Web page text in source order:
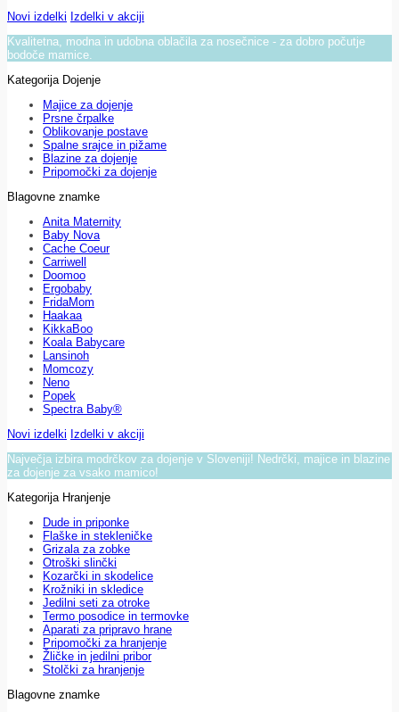
Novi izdelki Izdelki v akciji
Kvalitetna, modna in udobna oblačila za nosečnice - za dobro počutje
bodoče mamice.
Kategorija Dojenje
Majice za dojenje
Prsne črpalke
Oblikovanje postave
Spalne srajce in pižame
Blazine za dojenje
Pripomočki za dojenje
Blagovne znamke
Anita Maternity
Baby Nova
Cache Coeur
Carriwell
Doomoo
Ergobaby
FridaMom
Haakaa
KikkaBoo
Koala Babycare
Lansinoh
Momcozy
Neno
Popek
Spectra Baby®
Novi izdelki Izdelki v akciji
Največja izbira modrčkov za dojenje v Sloveniji! Nedrčki, majice in blazine
za dojenje za vsako mamico!
Kategorija Hranjenje
Dude in priponke
Flaške in stekleničke
Grizala za zobke
Otroški slinčki
Kozarčki in skodelice
Krožniki in skledice
Jedilni seti za otroke
Termo posodice in termovke
Aparati za pripravo hrane
Pripomočki za hranjenje
Žličke in jedilni pribor
Stolčki za hranjenje
Blagovne znamke